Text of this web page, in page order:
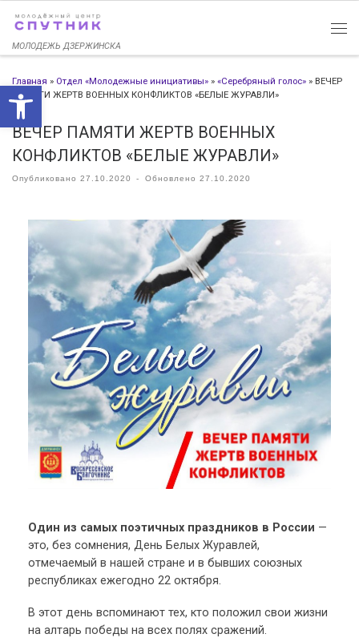
Открыть панель
Перейти к содержимому
МОЛОДЕЖЬ ДЗЕРЖИНСКА
Главная » Отдел «Молодежные инициативы» » «Серебряный голос» » ВЕЧЕР
ПАМЯТИ ЖЕРТВ ВОЕННЫХ КОНФЛИКТОВ «БЕЛЫЕ ЖУРАВЛИ»
ВЕЧЕР ПАМЯТИ ЖЕРТВ ВОЕННЫХ
КОНФЛИКТОВ «БЕЛЫЕ ЖУРАВЛИ»
Опубликовано 27.10.2020 - Обновлено 27.10.2020
Один из самых поэтичных праздников в России —
это, без сомнения, День Белых Журавлей,
отмечаемый в нашей стране и в бывших союзных
республиках ежегодно 22 октября.
В этот день вспоминают тех, кто положил свои жизни
на алтарь победы на всех полях сражений.